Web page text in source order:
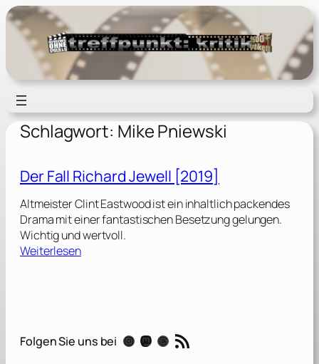
Zum
Inhalt
springen
Schlagwort: Mike Pniewski
Der Fall Richard Jewell [2019]
Altmeister Clint Eastwood ist ein inhaltlich packendes
Drama mit einer fantastischen Besetzung gelungen.
Wichtig und wertvoll.
Weiterlesen:
l
Folgen Sie uns bei Instagram Mastodon Threads RSS-Feed